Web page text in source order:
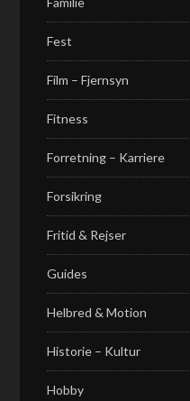
Fest
Film – Fjernsyn
Fitness
Forretning – Karriere
Forsikring
Fritid & Rejser
Guides
Helbred & Motion
Historie – Kultur
Hobby